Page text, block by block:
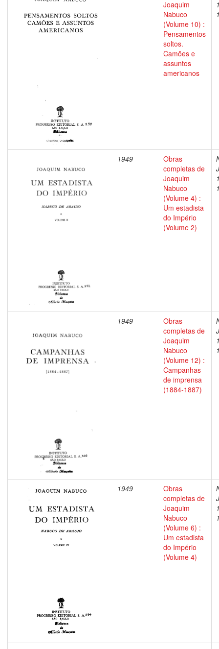
Joaquim
Nabuco
(Volume 10) :
Pensamentos
soltos.
Camões e
assuntos
americanos
1949
Obras
completas de
Joaquim
Nabuco
(Volume 4) :
Um estadista
do Império
(Volume 2)
1949
Obras
completas de
Joaquim
Nabuco
(Volume 12) :
Campanhas
de imprensa
(1884-1887)
1949
Obras
completas de
Joaquim
Nabuco
(Volume 6) :
Um estadista
do Império
(Volume 4)